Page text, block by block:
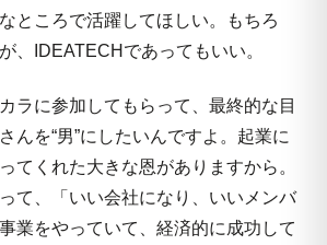
ところで活躍してほしい。もちろ
、IDEATECHであってもいい。
ラに参加してもらって、最終的な目
んを“男”にしたいんですよ。起業に
てくれた大きな恩がありますから。
て、「いい会社になり、いいメンバ
業をやっていて、経済的に成功して